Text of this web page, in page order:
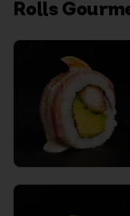
Rolls